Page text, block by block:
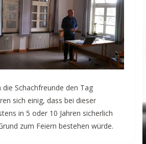
Schachfreunde den Tag
sich einig, dass bei dieser
in 5 oder 10 Jahren sicherlich
zum Feiern bestehen würde.